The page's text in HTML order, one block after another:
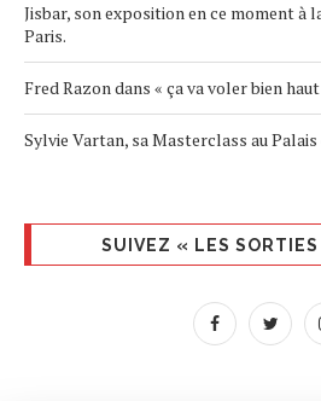
Jisbar, son exposition en ce moment à
Paris.
Fred Razon dans « ça va voler bien
Sylvie Vartan, sa Masterclass au
SUIVEZ « LES SORTIES